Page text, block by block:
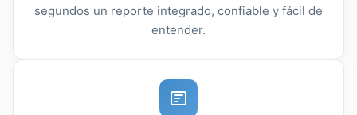
segundos un reporte integrado, confiable y fácil de
entender.